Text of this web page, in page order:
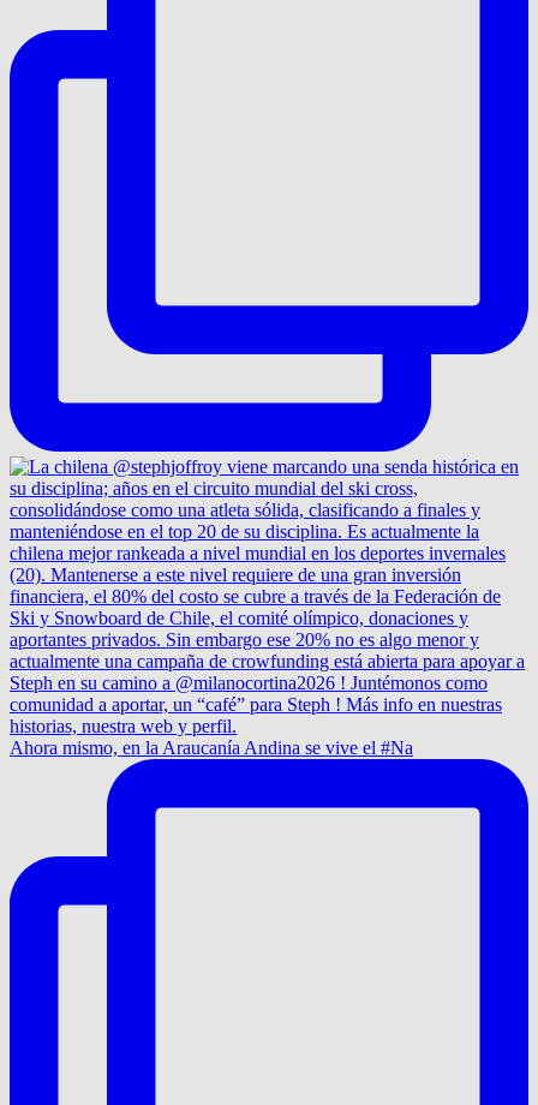
Ahora mismo, en la Araucanía Andina se vive el #Na